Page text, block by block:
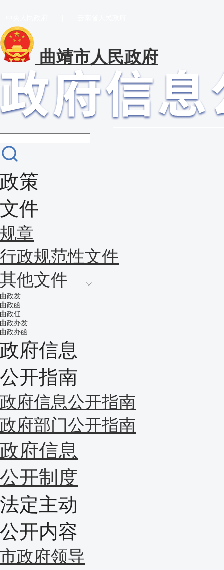
曲靖市人民政府
政策
文件
规章
行政规范性文件
其他文件
曲政发
曲政函
曲政任
曲政办发
曲政办函
政府信息
公开指南
政府信息公开指南
政府部门公开指南
政府信息
公开制度
法定主动
公开内容
市政府领导